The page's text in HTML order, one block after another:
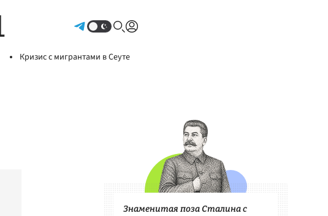
Кризис с мигрантами в Сеуте
Знаменитая поза Сталина с